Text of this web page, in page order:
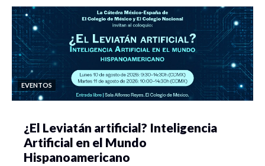
EVENTOS
¿El Leviatán artificial? Inteligencia
Artificial en el Mundo
Hispanoamericano